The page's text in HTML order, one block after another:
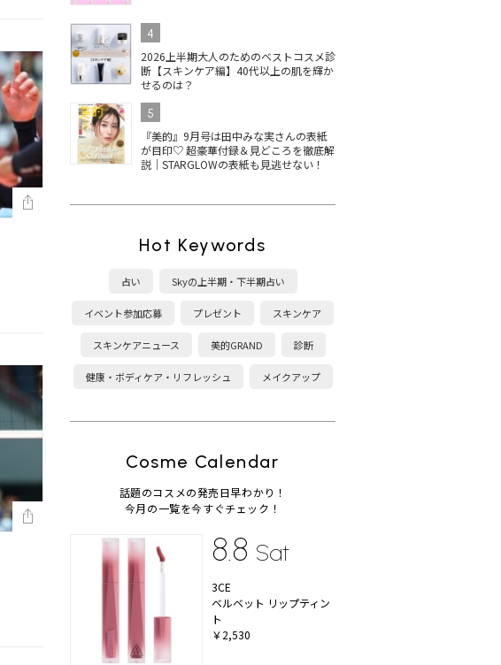
4
2026上半期大人のためのベストコスメ診
断【スキンケア編】40代以上の肌を輝か
せるのは？
5
『美的』9月号は田中みな実さんの表紙
が目印♡ 超豪華付録＆見どころを徹底解
説｜STARGLOWの表紙も見逃せない！
Hot Keywords
占い Skyの上半期・下半期占い
イベント参加応募 プレゼント スキンケア
スキンケアニュース 美的GRAND 診断
健康・ボディケア・リフレッシュ メイクアップ
Cosme Calendar
話題のコスメの発売日早わかり！
今月の一覧を今すぐチェック！
8.8 Sat
3CE
ベルベット リップティン
ト
￥2,530